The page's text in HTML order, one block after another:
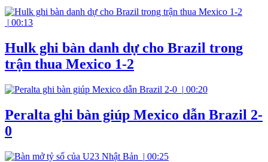
| 00:13
Hulk ghi bàn danh dự cho Brazil trong
trận thua Mexico 1-2
| 00:20
Peralta ghi bàn giúp Mexico dẫn Brazil 2-
0
| 00:25